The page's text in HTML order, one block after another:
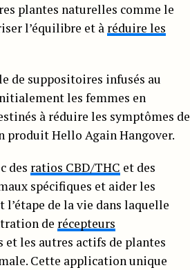
plantes naturelles comme le
l’équilibre et à réduire les
de suppositoires infusés au
les femmes en
à réduire les symptômes de
produit Hello Again Hangover.
des ratios CBD/THC et des
spécifiques et aider les
de la vie dans laquelle
de récepteurs
et les autres actifs de plantes
Cette application unique